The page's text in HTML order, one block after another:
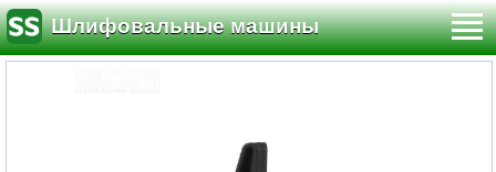
Шлифовальные машины